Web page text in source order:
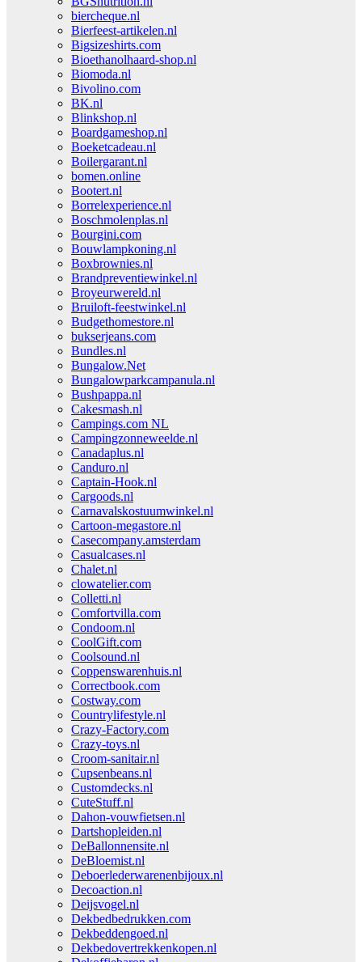
biercheque.nl
Bierfeest-artikelen.nl
Bigsizeshirts.com
Bioethanolhaard-shop.nl
Biomoda.nl
Bivolino.com
BK.nl
Blinkshop.nl
Boardgameshop.nl
Boeketcadeau.nl
Boilergarant.nl
bomen.online
Bootert.nl
Borrelexperience.nl
Boschmolenplas.nl
Bourgini.com
Bouwlampkoning.nl
Boxbrownies.nl
Brandpreventiewinkel.nl
Broyeurwereld.nl
Bruiloft-feestwinkel.nl
Budgethomestore.nl
bukserjeans.com
Bundles.nl
Bungalow.Net
Bungalowparkcampanula.nl
Bushpappa.nl
Cakesmash.nl
Campings.com NL
Campingzonneweelde.nl
Canadaplus.nl
Canduro.nl
Captain-Hook.nl
Cargoods.nl
Carnavalskostuumwinkel.nl
Cartoon-megastore.nl
Casecompany.amsterdam
Casualcases.nl
Chalet.nl
clowatelier.com
Colletti.nl
Comfortvilla.com
Condoom.nl
CoolGift.com
Coolsound.nl
Coppenswarenhuis.nl
Correctbook.com
Costway.com
Countrylifestyle.nl
Crazy-Factory.com
Crazy-toys.nl
Croom-sanitair.nl
Cupsenbeans.nl
Customdecks.nl
CuteStuff.nl
Dahon-vouwfietsen.nl
Dartshopleiden.nl
DeBallonnensite.nl
DeBloemist.nl
Deboerlederwarenenbijoux.nl
Decoaction.nl
Deijsvogel.nl
Dekbedbedrukken.com
Dekbeddengoed.nl
Dekbedovertrekkenkopen.nl